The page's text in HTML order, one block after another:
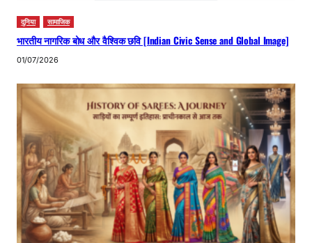
दुनिया सामाजिक
भारतीय नागरिक बोध और वैश्विक छवि [Indian Civic Sense and Global Image]
01/07/2026